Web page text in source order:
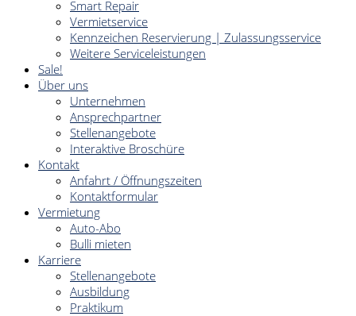
Smart Repair
Vermietservice
Kennzeichen Reservierung | Zulassungsservice
Weitere Serviceleistungen
Sale!
Über uns
Unternehmen
Ansprechpartner
Stellenangebote
Interaktive Broschüre
Kontakt
Anfahrt / Öffnungszeiten
Kontaktformular
Vermietung
Auto-Abo
Bulli mieten
Karriere
Stellenangebote
Ausbildung
Praktikum